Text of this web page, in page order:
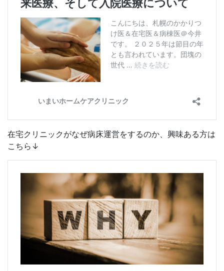
在宅クリニックがなぜ病床運営をするのか、興味ある方は
こちら↓